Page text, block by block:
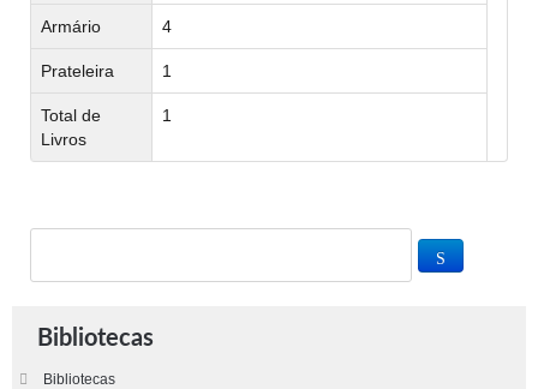
Armário 4
Prateleira 1
Total de
Livros
1
Bibliotecas
Bibliotecas